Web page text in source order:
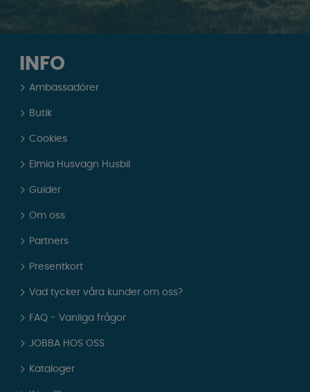
INFO
Ambassadörer
Butik
Cookies
Elmia Husvagn Husbil
Guider
Om oss
Partners
Presentkort
Vad tycker våra kunder om oss?
FAQ - Vanliga frågor
JOBBA HOS OSS
Kataloger